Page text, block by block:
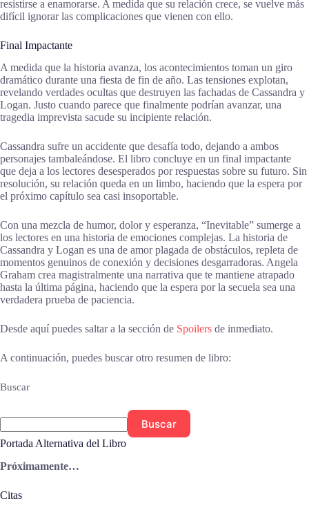
resistirse a enamorarse. A medida que su relación crece, se vuelve más
difícil ignorar las complicaciones que vienen con ello.
Final Impactante
A medida que la historia avanza, los acontecimientos toman un giro
dramático durante una fiesta de fin de año. Las tensiones explotan,
revelando verdades ocultas que destruyen las fachadas de Cassandra y
Logan. Justo cuando parece que finalmente podrían avanzar, una
tragedia imprevista sacude su incipiente relación.
Cassandra sufre un accidente que desafía todo, dejando a ambos
personajes tambaleándose. El libro concluye en un final impactante
que deja a los lectores desesperados por respuestas sobre su futuro. Sin
resolución, su relación queda en un limbo, haciendo que la espera por
el próximo capítulo sea casi insoportable.
Con una mezcla de humor, dolor y esperanza, “Inevitable” sumerge a
los lectores en una historia de emociones complejas. La historia de
Cassandra y Logan es una de amor plagada de obstáculos, repleta de
momentos genuinos de conexión y decisiones desgarradoras. Angela
Graham crea magistralmente una narrativa que te mantiene atrapado
hasta la última página, haciendo que la espera por la secuela sea una
verdadera prueba de paciencia.
Desde aquí puedes saltar a la sección de Spoilers de inmediato.
A continuación, puedes buscar otro resumen de libro:
Buscar
Buscar
Portada Alternativa del Libro
Próximamente…
Citas